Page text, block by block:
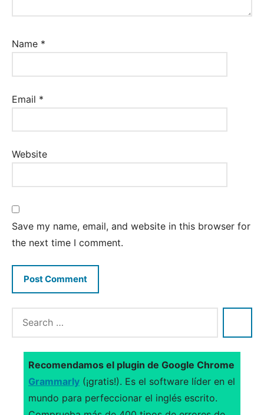
Name *
Email *
Website
Save my name, email, and website in this browser for
the next time I comment.
Recomendamos el plugin de Google Chrome
Grammarly (¡gratis!). Es el software líder en el
mundo para perfeccionar el inglés escrito.